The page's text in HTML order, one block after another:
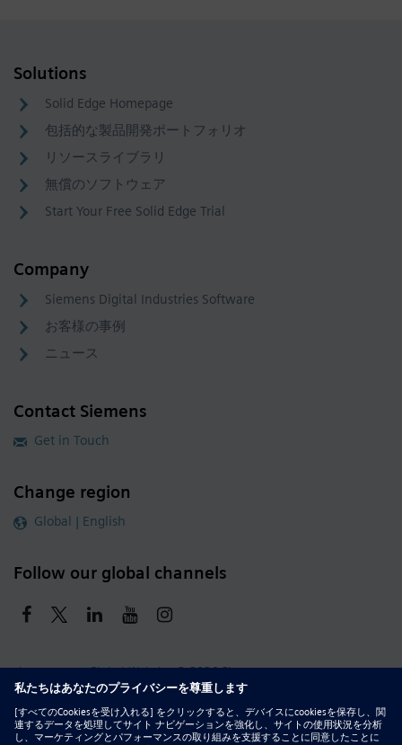
Solutions
Solid Edge Homepage
包括的な製品開発ポートフォリオ
リソースライブラリ
無償のソフトウェア
Start Your Free Solid Edge Trial
Company
Siemens Digital Industries Software
お客様の事例
ニュース
Contact Siemens
Get in Touch
Change region
Global | English
Follow our global channels
siemens.com Global Website © 2026 Siemens
Whistleblowing
Corporate Information